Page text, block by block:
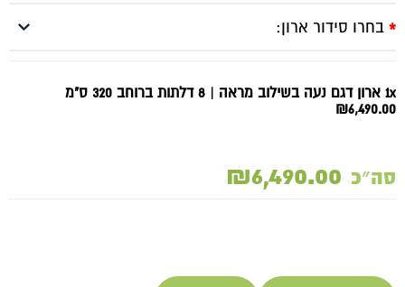
* בחרו סידור ארון:
1x ארון דגם נעה בשילוב מראה | 8 דלתות ברוחב 320 ס"מ
₪6,490.00
סה״כ ₪6,490.00